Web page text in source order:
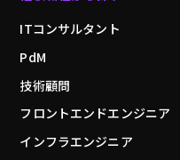
ITコンサルタント
PdM
技術顧問
フロントエンドエンジニア
インフラエンジニア